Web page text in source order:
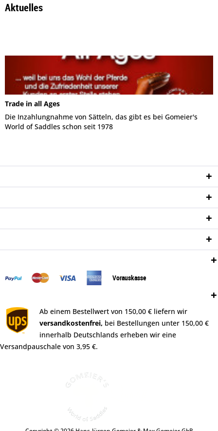
Trade in all Ages
Die Inzahlungnahme von Sätteln, das gibt es bei Gomeier's
World of Saddles schon seit 1978
Aktuelles
Vorauskasse
Ab einem Bestellwert von 150,00 € liefern wir
versandkostenfrei, bei Bestellungen unter 150,00 €
innerhalb Deutschlands erheben wir eine
Versandpauschale von 3,95 €.